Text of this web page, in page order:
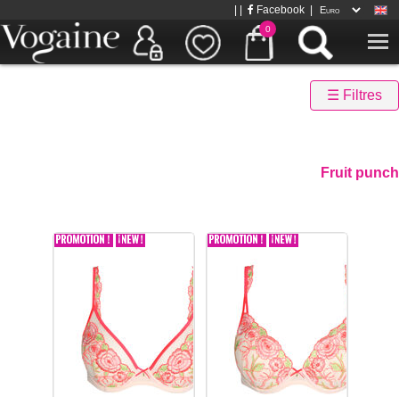
0
Facebook
☰ Filtres
Fruit punch